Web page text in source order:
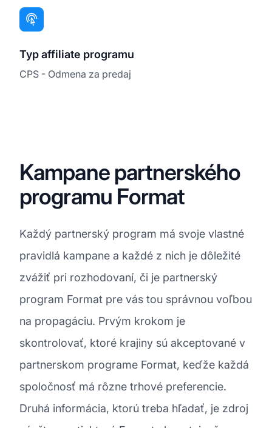
Typ affiliate programu
CPS - Odmena za predaj
Kampane partnerského
programu Format
Každý partnerský program má svoje vlastné
pravidlá kampane a každé z nich je dôležité
zvážiť pri rozhodovaní, či je partnerský
program Format pre vás tou správnou voľbou
na propagáciu. Prvým krokom je
skontrolovať, ktoré krajiny sú akceptované v
partnerskom programe Format, keďže každá
spoločnosť má rôzne trhové preferencie.
Druhá informácia, ktorú treba hľadať, je zdroj